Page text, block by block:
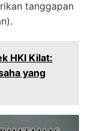
tanggapan
HKI Kilat:
yang